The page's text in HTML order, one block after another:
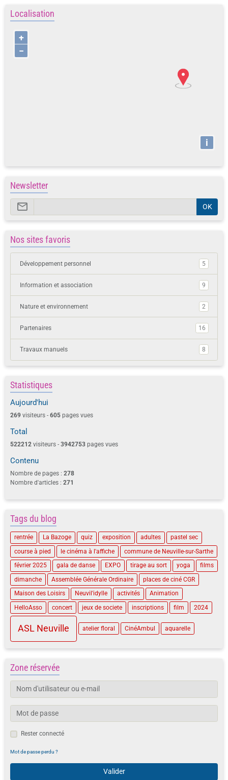
Localisation
+
−
i
Newsletter
OK
Nos sites favoris
Développement personnel 5
Information et association 9
Nature et environnement 2
Partenaires 16
Travaux manuels 8
Statistiques
Aujourd'hui
269 visiteurs - 605 pages vues
Total
522212 visiteurs - 3942753 pages vues
Contenu
Nombre de pages : 278
Nombre d'articles : 271
Tags du blog
rentrée La Bazoge quiz exposition adultes
pastel sec
course à pied
le cinéma à l'affiche
commune de Neuville-sur-Sarthe
février 2025
gala de danse EXPO tirage au sort yoga
films
dimanche
Assemblée Générale Ordinaire
places de ciné CGR
Maison des Loisirs
Neuvil'idylle activités
Animation
HelloAsso
concert jeux de societe inscriptions film 2024
ASL Neuville atelier floral CinéAmbul aquarelle
Zone réservée
Rester connecté
Mot de passe perdu ?
Valider